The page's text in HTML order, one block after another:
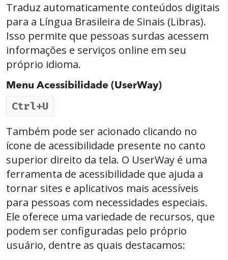
Traduz automaticamente conteúdos digitais
para a Língua Brasileira de Sinais (Libras).
Isso permite que pessoas surdas acessem
informações e serviços online em seu
próprio idioma.
Menu Acessibilidade (UserWay)
Ctrl+U
Também pode ser acionado clicando no
ícone de acessibilidade presente no canto
superior direito da tela. O UserWay é uma
ferramenta de acessibilidade que ajuda a
tornar sites e aplicativos mais acessíveis
para pessoas com necessidades especiais.
Ele oferece uma variedade de recursos, que
podem ser configuradas pelo próprio
usuário, dentre as quais destacamos: